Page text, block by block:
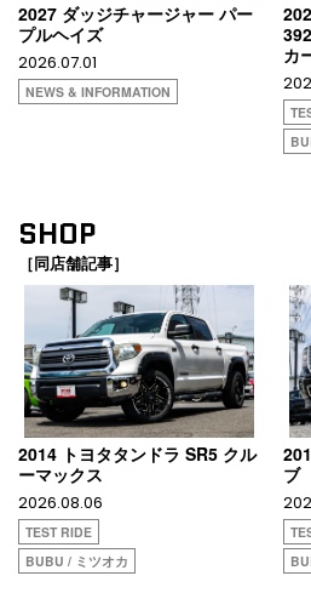
2027 ダッジチャージャー パー
プルヘイズ
2026.07.01
NEWS & INFORMATION
カ
SHOP
［同店舗記事］
2014 トヨタタンドラ SR5 クル
ーマックス
2026.08.06
TEST RIDE
BUBU / ミツオカ
ブ